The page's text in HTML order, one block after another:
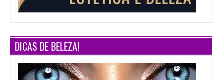
DICAS DE BELEZA!